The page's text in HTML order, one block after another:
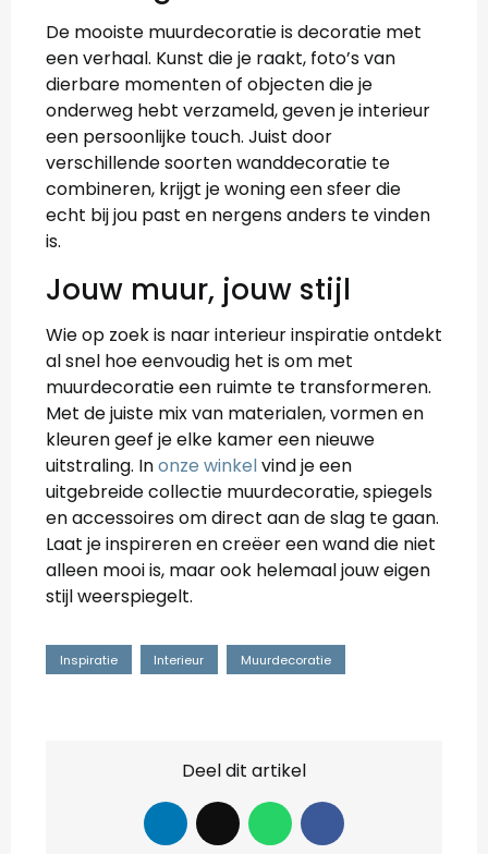
De mooiste muurdecoratie is decoratie met
een verhaal. Kunst die je raakt, foto’s van
dierbare momenten of objecten die je
onderweg hebt verzameld, geven je interieur
een persoonlijke touch. Juist door
verschillende soorten wanddecoratie te
combineren, krijgt je woning een sfeer die
echt bij jou past en nergens anders te vinden
is.
Jouw muur, jouw stijl
Wie op zoek is naar interieur inspiratie ontdekt
al snel hoe eenvoudig het is om met
muurdecoratie een ruimte te transformeren.
Met de juiste mix van materialen, vormen en
kleuren geef je elke kamer een nieuwe
uitstraling. Inonze winkelvind je een
uitgebreide collectie muurdecoratie, spiegels
en accessoires om direct aan de slag te gaan.
Laat je inspireren en creëer een wand die niet
alleen mooi is, maar ook helemaal jouw eigen
stijl weerspiegelt.
Inspiratie Interieur Muurdecoratie
Deel dit artikel